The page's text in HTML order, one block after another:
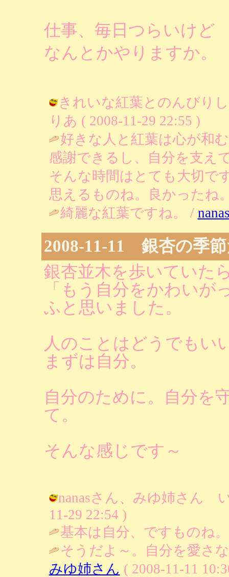
仕事、毎日つらいけど
なんとかやりますか。
きれいな紅葉とのんびり
りあ ( 2008-11-29 22:55 )
好きな人と紅葉は心が和
感謝できるし、自分を支え
そんな時間はとても大切で
思えるものね。良かったね
綺麗な紅葉ですね。 /
2008-11-11 銀杏の季
銀杏並木を歩いていた
「もう自分をかわいが
ふと思いました。
人のことはどうでもい
まずは自分。
自分のために。自分を
て。
そんな感じです～
nanasさん、みゆ姉さん
11-29 22:54 )
基本は自分、ですものね
そうだよ～。自分を愛さ
みゆ姉さん ( 2008-11-11